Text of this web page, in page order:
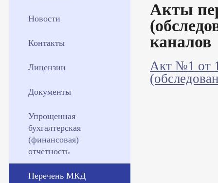
Новости
Контакты
Лицензии
Документы
Упрощенная
бухгалтерская
(финансовая)
отчетность
Перечень МКД
Акты
каналов
Акт №1 от